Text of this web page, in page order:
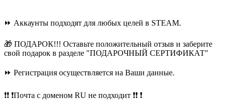
⏩ Аккаунты подходят для любых целей в STEAM.
🎁 ПОДАРОК!!! Оставьте положительный отзыв и заберите
свой подарок в разделе "ПОДАРОЧНЫЙ СЕРТИФИКАТ"
⏩ Регистрация осуществляется на Ваши данные.
❗️❗️ ❗️Почта с доменом RU не подходит ❗️❗️ ❗️